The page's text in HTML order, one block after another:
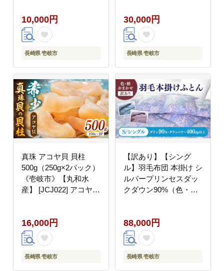
玉サイズ 10000 10000
円 1万円
10,000円
長崎県 壱岐市
寄せいちご ゆめのか 甘
い 赤い イチゴ 産地直
送 こだわりいちご フレ
ッシュ 家庭用 定期便
鮮 いちご
30,000円
長崎県 壱岐市
真珠 アコヤ貝 貝柱
500g（250g×2パック）
《壱岐市》【丸和水
産】 [JCJ022] アコヤ貝
身 刺し身 お刺身 16000
16000円
16,000円
長崎県 壱岐市
【訳あり】【シング
ル】羽毛布団 本掛け シ
ルバープリンセスダッ
クダウン90%（色・柄
[JDH063] 羽毛 布団 ふ
とん 掛け布団 ダウン
寝具 訳アリ ワケあり
シングル 88000 88000
88,000円
長崎県 壱岐市